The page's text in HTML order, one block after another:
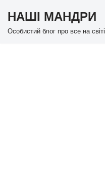
Перейти
НАШІ МАНДРИ
Особистий блог про все на світі